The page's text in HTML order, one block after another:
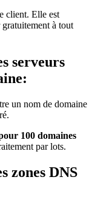
client. Elle est
à tout
serveurs
un nom de domaine
100 domaines
par lots.
zones DNS